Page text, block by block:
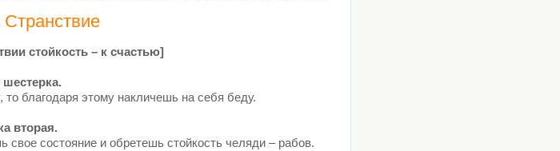
стойкость – к счастью]
благодаря этому накличешь на себя беду.
вторая.
состояние и обретешь стойкость челяди – рабов.